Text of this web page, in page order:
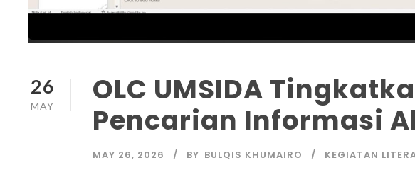
26
MAY
OLC UMSIDA
Pencarian Informasi
MAY 26, 2026 BY BULQIS KHUMAIRO KEGIATAN